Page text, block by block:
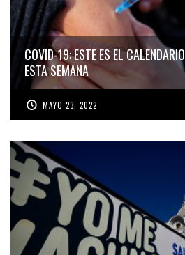
COVID-19: ESTE ES EL
ESTA SEMANA
MAYO 23, 2022